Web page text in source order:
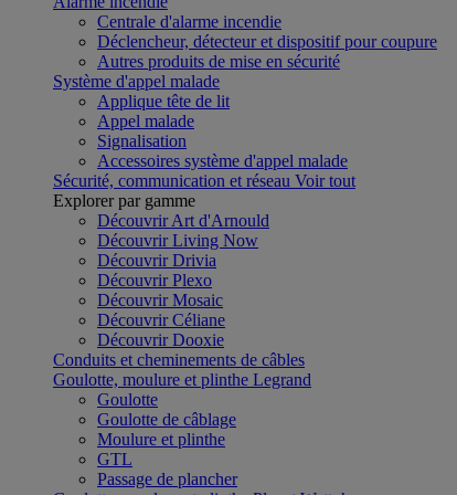
Centrale d'alarme incendie
Déclencheur, détecteur et dispositif pour coupure
Autres produits de mise en sécurité
Système d'appel malade
Applique tête de lit
Appel malade
Signalisation
Accessoires système d'appel malade
Sécurité, communication et réseau Voir tout
Explorer par gamme
Découvrir Art d'Arnould
Découvrir Living Now
Découvrir Drivia
Découvrir Plexo
Découvrir Mosaic
Découvrir Céliane
Découvrir Dooxie
Conduits et cheminements de câbles
Goulotte, moulure et plinthe Legrand
Goulotte
Goulotte de câblage
Moulure et plinthe
GTL
Passage de plancher